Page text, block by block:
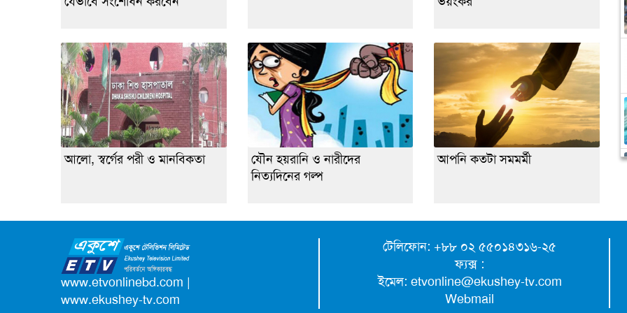
আলো, স্বর্গের পরী ও মানবিকতা
যৌন হয়রানি ও নারীদের
নিত্যদিনের গল্প
আপনি কতটা সমমর্মী
www.etvonlinebd.com |
www.ekushey-tv.com
টেলিফোন: +৮৮ ০২ ৫৫০১৪৩১৬-২৫
ফ্যক্স :
ইমেল: etvonline@ekushey-tv.com
Webmail